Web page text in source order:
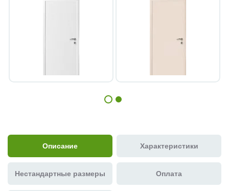
Описание Характеристики
Нестандартные размеры Оплата